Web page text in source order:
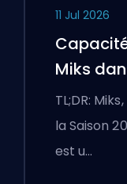
11 Jul 2026
Miks
TL;DR:
la Saison
est u…